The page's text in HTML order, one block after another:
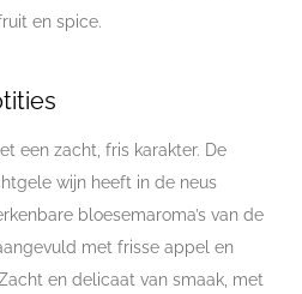
en spice.
een zacht, fris karakter. De
wijn heeft in de neus
bloesemaroma’s van de
met frisse appel en
en delicaat van smaak, met